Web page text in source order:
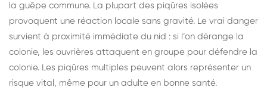
la guêpe commune. La plupart des piqûres isolées
provoquent une réaction locale sans gravité. Le vrai danger
survient à proximité immédiate du nid : si l’on dérange la
colonie, les ouvrières attaquent en groupe pour défendre la
colonie. Les piqûres multiples peuvent alors représenter un
risque vital, même pour un adulte en bonne santé.